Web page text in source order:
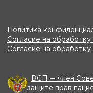
Политика
Согласие на
Согласие на
ВСП — член
защите прав